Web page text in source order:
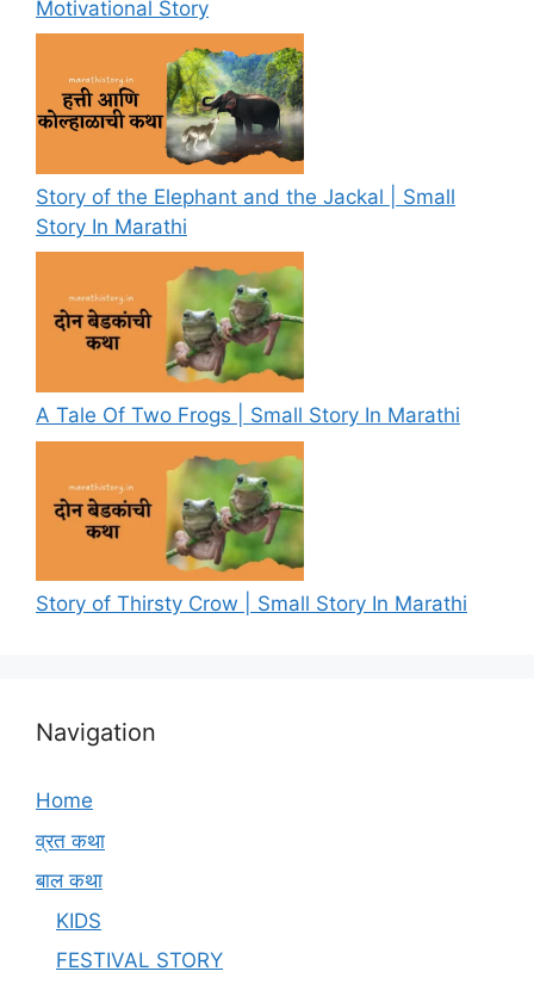
Motivational Story
Story of the Elephant and the Jackal | Small
Story In Marathi
A Tale Of Two Frogs | Small Story In Marathi
Story of Thirsty Crow | Small Story In Marathi
Navigation
Home
व्रत कथा
बाल कथा
KIDS
FESTIVAL STORY